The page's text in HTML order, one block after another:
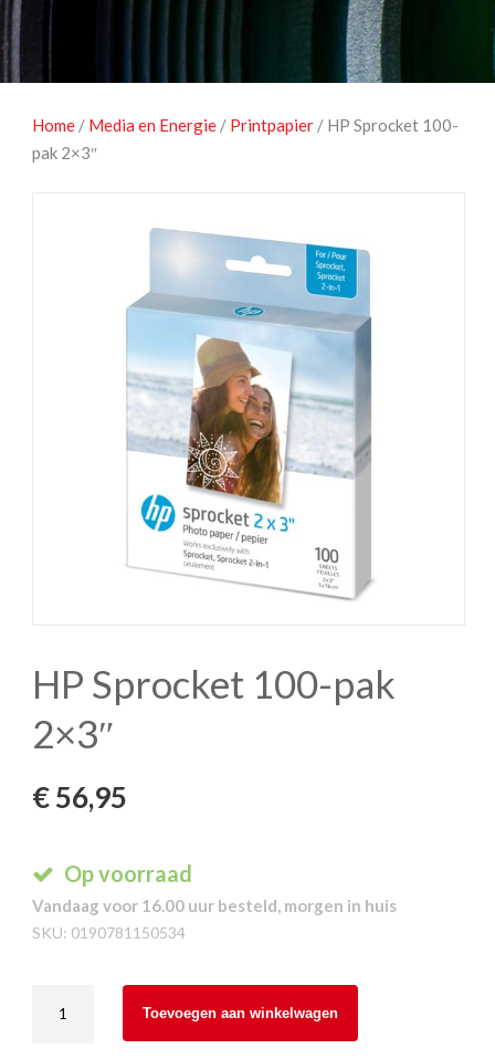
Home / Media en Energie / Printpapier / HP Sprocket 100-
pak 2×3″
HP Sprocket 100-pak
2×3″
€56,95
Op voorraad
Vandaag voor 16.00 uur besteld, morgen in huis
SKU: 0190781150534
Sprocket
Toevoegen aan winkelwagen